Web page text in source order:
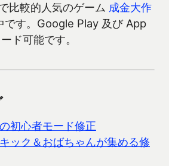
比較的人気のゲーム 成金大作
です。Google Play 及び App
ド可能です。
初心者モード修正
ック＆おばちゃんが集める修